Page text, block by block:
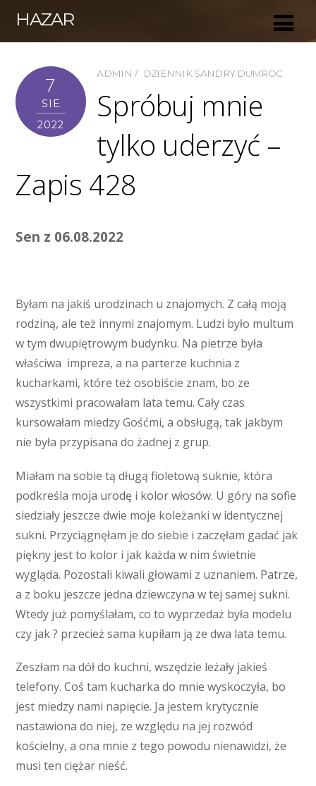
HAZAR
7
SIE
2022
ADMIN DZIENNIK SANDRY DUMROC
Spróbuj mnie
tylko uderzyć –
Zapis 428
Sen z 06.08.2022
Byłam na jakiś urodzinach u znajomych. Z całą moją
rodziną, ale też innymi znajomym. Ludzi było multum
w tym dwupiętrowym budynku. Na pietrze była
właściwa impreza, a na parterze kuchnia z
kucharkami, które też osobiście znam, bo ze
wszystkimi pracowałam lata temu. Cały czas
kursowałam miedzy Gośćmi, a obsługą, tak jakbym
nie była przypisana do żadnej z grup.
Miałam na sobie tą długą fioletową suknie, która
podkreśla moja urodę i kolor włosów. U góry na sofie
siedziały jeszcze dwie moje koleżanki w identycznej
sukni. Przyciągnęłam je do siebie i zaczęłam gadać jak
piękny jest to kolor i jak każda w nim świetnie
wygląda. Pozostali kiwali głowami z uznaniem. Patrze,
a z boku jeszcze jedna dziewczyna w tej samej sukni.
Wtedy już pomyślałam, co to wyprzedaż była modelu
czy jak ? przecież sama kupiłam ją ze dwa lata temu.
Zeszłam na dół do kuchni, wszędzie leżały jakieś
telefony. Coś tam kucharka do mnie wyskoczyła, bo
jest miedzy nami napięcie. Ja jestem krytycznie
nastawiona do niej, ze względu na jej rozwód
kościelny, a ona mnie z tego powodu nienawidzi, że
musi ten ciężar nieść.